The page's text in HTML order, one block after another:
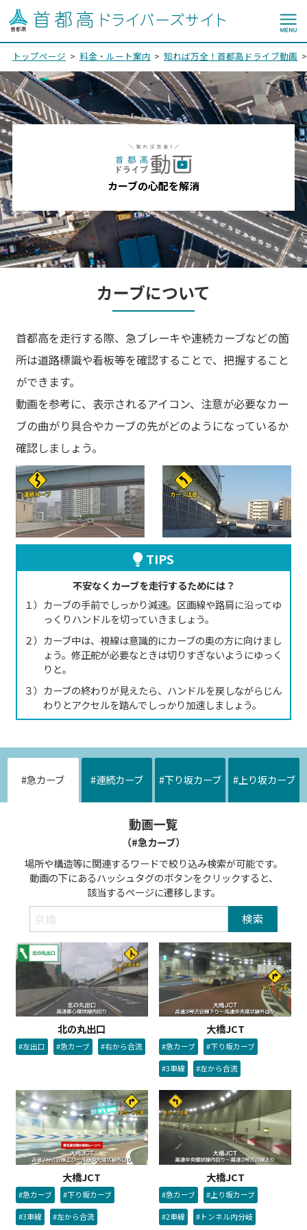
トップページ 料金・ルート案内 知れば万全！首都高ドライブ動画
カーブの心配を解消
カーブについて
首都高を走行する際、急ブレーキや連続カーブなどの箇
所は道路標識や看板等を確認することで、把握すること
ができます。
動画を参考に、表示されるアイコン、注意が必要なカー
ブの曲がり具合やカーブの先がどのようになっているか
確認しましょう。
TIPS
不安なくカーブを走行するためには？
１）カーブの手前でしっかり減速。区画線や路肩に沿ってゆ
っくりハンドルを切っていきましょう。
２）カーブ中は、視線は意識的にカーブの奥の方に向けまし
ょう。修正舵が必要なときは切りすぎないようにゆっく
りと。
３）カーブの終わりが見えたら、ハンドルを戻しながらじん
わりとアクセルを踏んでしっかり加速しましょう。
#急カーブ #連続カーブ #下り坂カーブ #上り坂カーブ
動画一覧
（#急カーブ）
場所や構造等に関連するワードで絞り込み検索が可能です。
動画の下にあるハッシュタグのボタンをクリックすると、
該当するページに遷移します。
検索
北の丸出口
#左出口 #急カーブ #右から合流
大橋JCT
#急カーブ #下り坂カーブ
#3車線 #左から合流
大橋JCT
#急カーブ #下り坂カーブ
#3車線 #左から合流
大橋JCT
#急カーブ #上り坂カーブ
#2車線 #トンネル内分岐